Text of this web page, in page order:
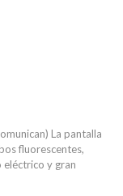
La pantalla
fluorescentes,
eléctrico y gran